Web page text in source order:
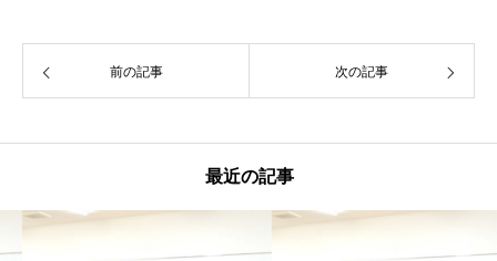
前の記事 次の記事
最近の記事